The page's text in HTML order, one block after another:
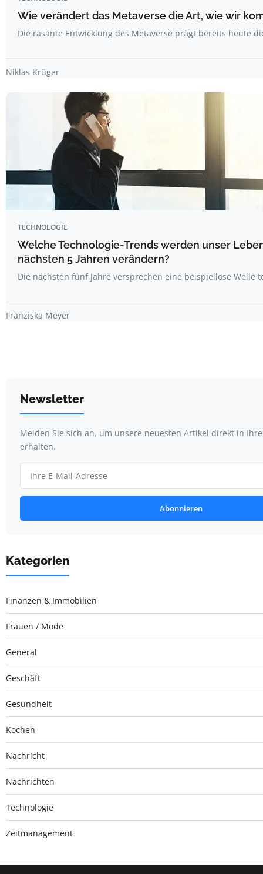
Wie verändert das Metaverse die Art, wie wir
Die rasante Entwicklung des Metaverse prägt bereits heute
Niklas Krüger
TECHNOLOGIE
Welche Technologie-Trends werden unser
nächsten 5 Jahren verändern?
Die nächsten fünf Jahre versprechen eine beispiellose Welle
Franziska Meyer
Newsletter
Melden Sie sich an, um unsere neuesten Artikel direkt in
erhalten.
Abonnieren
Kategorien
Finanzen & Immobilien
Frauen / Mode
General
Geschäft
Gesundheit
Kochen
Nachricht
Nachrichten
Technologie
Zeitmanagement